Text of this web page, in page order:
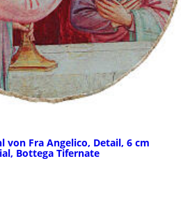
von Fra Angelico, Detail, 6 cm
Bottega Tifernate